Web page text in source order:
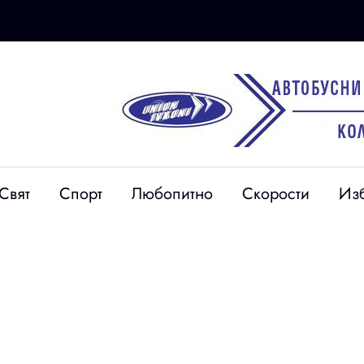
Спорт Любопитно Скорости
Съветниците в Сапарева